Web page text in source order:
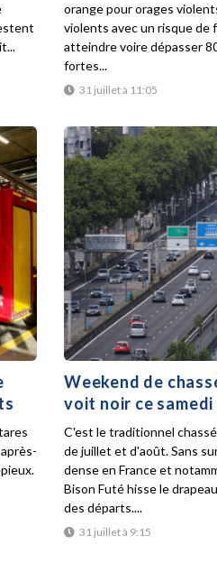
31 juillet à 11:05
orange pour orages
violents avec un risque
atteindre voire dépasser
fortes...
Weekend de
voit noir ce
31 juillet à 9:15
C'est le traditionnel
de juillet et d'août. Sans
dense en France et
Bison Futé hisse le
des départs....